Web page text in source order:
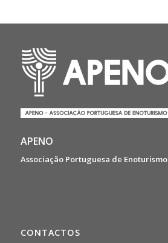
APENO
Associação Portuguesa de Enoturismo
CONTACTOS